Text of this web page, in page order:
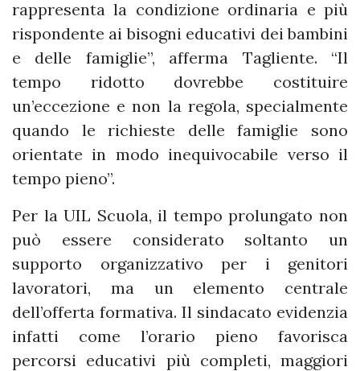
rappresenta la condizione ordinaria e più
rispondente ai bisogni educativi dei bambini
e delle famiglie”, afferma Tagliente. “Il
tempo ridotto dovrebbe costituire
un’eccezione e non la regola, specialmente
quando le richieste delle famiglie sono
orientate in modo inequivocabile verso il
tempo pieno”.
Per la UIL Scuola, il tempo prolungato non
può essere considerato soltanto un
supporto organizzativo per i genitori
lavoratori, ma un elemento centrale
dell’offerta formativa. Il sindacato evidenzia
infatti come l’orario pieno favorisca
percorsi educativi più completi, maggiori